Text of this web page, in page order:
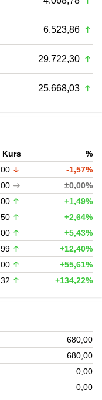
6.523,86
29.722,30
25.668,03
Kurs
%
-1,57%
±0,00%
+1,49%
+2,64%
+5,43%
+12,40%
+55,61%
+134,22%
680,00
680,00
0,00
0,00